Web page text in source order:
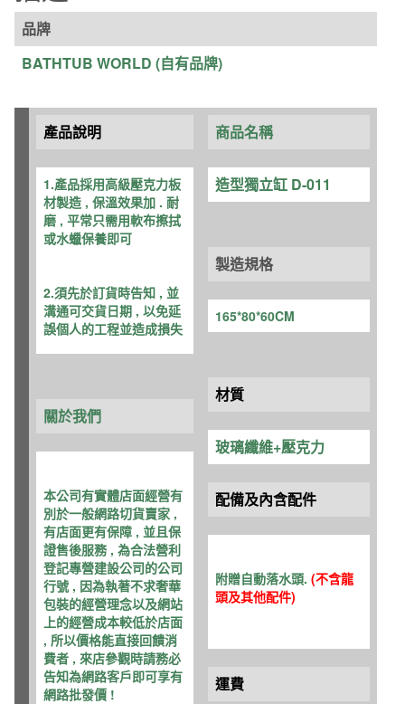
造
型
缸
品牌
BATHTUB WORLD (自有品牌)
產品說明
1.產品採用高級壓克力板
材製造 , 保溫效果加 . 耐
磨 , 平常只需用軟布擦拭
或水蠟保養即可
2.須先於訂貨時告知 , 並
溝通可交貨日期 , 以免延
誤個人的工程並造成損失
關於我們
本公司有實體店面經營有
別於一般網路切貨賣家 ,
有店面更有保障 , 並且保
證售後服務 , 為合法營利
登記專營建設公司的公司
行號 , 因為執著不求奢華
包裝的經營理念以及網站
上的經營成本較低於店面
, 所以價格能直接回饋消
費者 , 來店參觀時請務必
告知為網路客戶即可享有
網路批發價 !
商品名稱
造型獨立缸 D-011
製造規格
165*80*60CM
材質
玻璃纖維+壓克力
配備及內含配件
附贈自動落水頭. (不含龍
頭及其他配件)
運費